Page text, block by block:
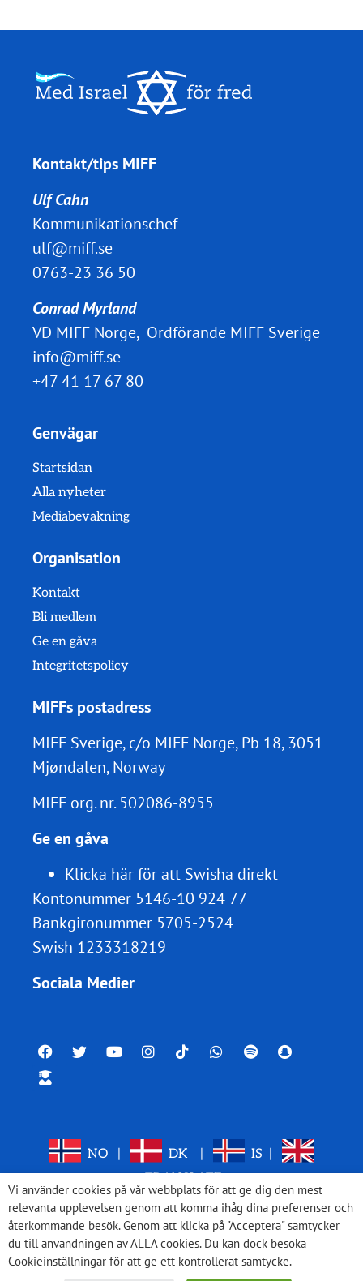
Kontakt/tips MIFF
Ulf Cahn
Kommunikationschef
ulf@miff.se
0763-23 36 50
Conrad Myrland
VD MIFF Norge, Ordförande MIFF Sverige
info@miff.se
+47 41 17 67 80
Genvägar
Startsidan
Alla nyheter
Mediabevakning
Organisation
Kontakt
Bli medlem
Ge en gåva
Integritetspolicy
MIFFs postadress
MIFF Sverige, c/o MIFF Norge, Pb 18, 3051
Mjøndalen, Norway
MIFF org. nr.502086-8955
Ge en gåva
Klicka här för att Swisha direkt
Kontonummer 5146-10 924 77
Bankgironummer 5705-2524
Swish 1233318219
Sociala Medier
NO DK IS
Vi använder cookies på vår webbplats för att ge dig den mest
relevanta upplevelsen genom att komma ihåg dina preferenser och
återkommande besök. Genom att klicka på "Acceptera" samtycker
du till användningen av ALLA cookies. Du kan dock besöka
Cookieinställningar för att ge ett kontrollerat samtycke.